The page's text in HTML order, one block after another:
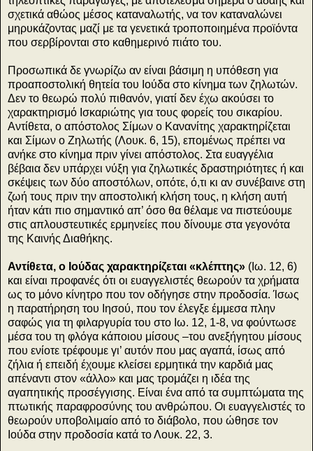
σχετικά αθώος μέσος καταναλωτής, να τον καταναλώνει
μηρυκάζοντας μαζί με τα γενετικά τροποποιημένα προϊόντα
που σερβίρονται στο καθημερινό πιάτο του.
Προσωπικά δε γνωρίζω αν είναι βάσιμη η υπόθεση για
προαποστολική θητεία του Ιούδα στο κίνημα των ζηλωτών.
Δεν το θεωρώ πολύ πιθανόν, γιατί δεν έχω ακούσει το
χαρακτηρισμό Ισκαριώτης για τους φορείς του σικαρίου.
Αντίθετα, ο απόστολος Σίμων ο Κανανίτης χαρακτηρίζεται
και Σίμων ο Ζηλωτής (Λουκ. 6, 15), επομένως πρέπει να
ανήκε στο κίνημα πριν γίνει απόστολος. Στα ευαγγέλια
βέβαια δεν υπάρχει νύξη για ζηλωτικές δραστηριότητες ή και
σκέψεις των δύο αποστόλων, οπότε, ό,τι κι αν συνέβαινε στη
ζωή τους πριν την αποστολική κλήση τους, η κλήση αυτή
ήταν κάτι πιο σημαντικό απ’ όσο θα θέλαμε να πιστεύουμε
στις απλουστευτικές ερμηνείες που δίνουμε στα γεγονότα
της Καινής Διαθήκης.
Αντίθετα, ο Ιούδας χαρακτηρίζεται «κλέπτης» (Ιω. 12, 6)
και είναι προφανές ότι οι ευαγγελιστές θεωρούν τα χρήματα
ως το μόνο κίνητρο που τον οδήγησε στην προδοσία. Ίσως
η παρατήρηση του Ιησού, που τον έλεγξε έμμεσα πλην
σαφώς για τη φιλαργυρία του στο Ιω. 12, 1-8, να φούντωσε
μέσα του τη φλόγα κάποιου μίσους –του ανεξήγητου μίσους
που ενίοτε τρέφουμε γι’ αυτόν που μας αγαπά, ίσως από
ζήλια ή επειδή έχουμε κλείσει ερμητικά την καρδιά μας
απέναντι στον «άλλο» και μας τρομάζει η ιδέα της
αγαπητικής προσέγγισης. Είναι ένα από τα συμπτώματα της
πτωτικής παραφροσύνης του ανθρώπου. Οι ευαγγελιστές το
θεωρούν υποβολιμαίο από το διάβολο, που ώθησε τον
Ιούδα στην προδοσία κατά το Λουκ. 22, 3.